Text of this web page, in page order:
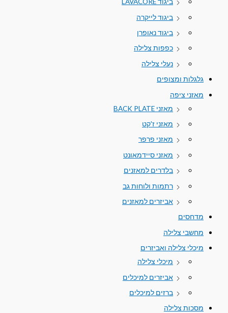
ביגוד לייקרה
ביגוד נאופרן
כפפות צלילה
נעלי צלילה
גלגלות ומצופים
מאזני ציפה
מאזני BACK PLATE
מאזני ז'קט
מאזני פרפר
מאזני סיידמאונט
בלדרים למאזנים
רתמות ולוחות גב
אביזרים למאזנים
מדחסים
מחשבי צלילה
מיכלי צלילה ואביזרים
מיכלי צלילה
אביזרים למיכלים
ברזים למיכלים
מסכות צלילה